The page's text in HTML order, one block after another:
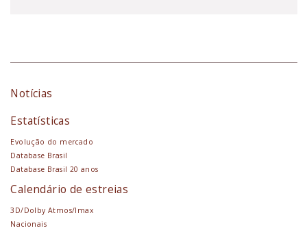
Notícias
Estatísticas
Evolução do mercado
Database Brasil
Database Brasil 20 anos
Calendário de estreias
3D/Dolby Atmos/Imax
Nacionais